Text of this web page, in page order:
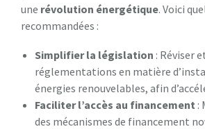
une révolution énergétique. Voici
recommandées :
Simplifier la législation : Réviser
réglementations en matière
énergies renouvelables, afin
Faciliter l’accès au financement :
des mécanismes de financement